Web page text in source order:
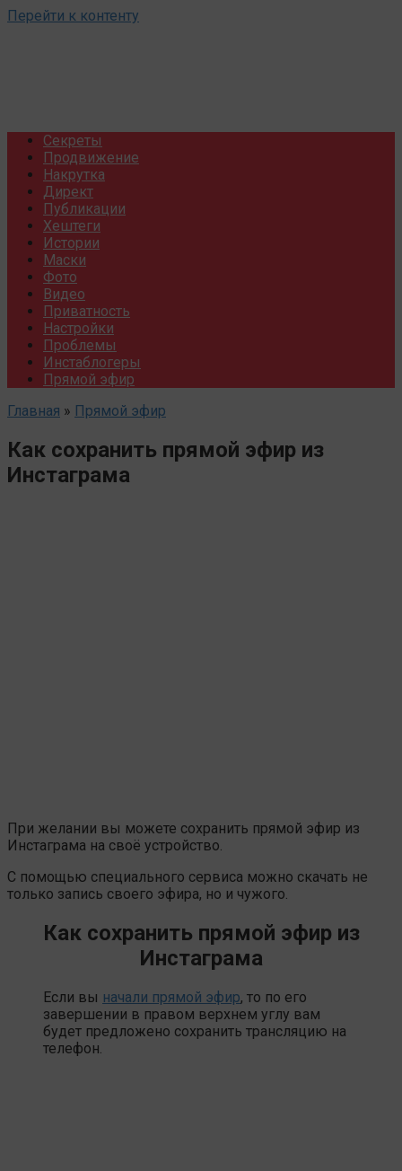
Перейти к контенту
Секреты
Продвижение
Накрутка
Директ
Публикации
Хештеги
Истории
Маски
Фото
Видео
Приватность
Настройки
Проблемы
Инстаблогеры
Прямой эфир
Главная » Прямой эфир
Как сохранить прямой эфир из
Инстаграма
При желании вы можете сохранить прямой эфир из
Инстаграма на своё устройство.
С помощью специального сервиса можно скачать не
только запись своего эфира, но и чужого.
Как сохранить прямой эфир из
Инстаграма
Если вы начали прямой эфир, то по его
завершении в правом верхнем углу вам
будет предложено сохранить трансляцию на
телефон.